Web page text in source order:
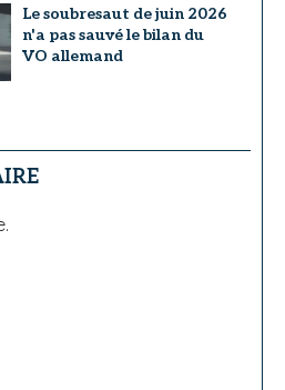
Le soubresaut de juin 2026
n'a pas sauvé le bilan du
VO allemand